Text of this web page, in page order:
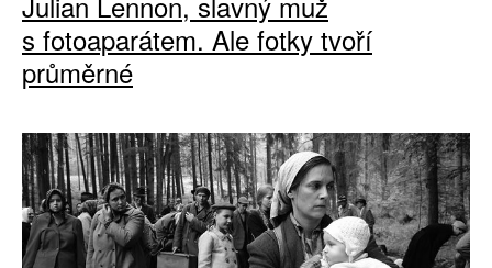
s fotoaparátem. Ale fotky tvoří
průměrné